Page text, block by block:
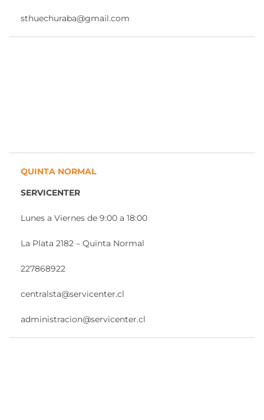
sthuechuraba@gmail.com
QUINTA NORMAL
SERVICENTER
Lunes a Viernes de 9:00 a 18:00
La Plata 2182 – Quinta Normal
227868922
centralsta@servicenter.cl
administracion@servicenter.cl